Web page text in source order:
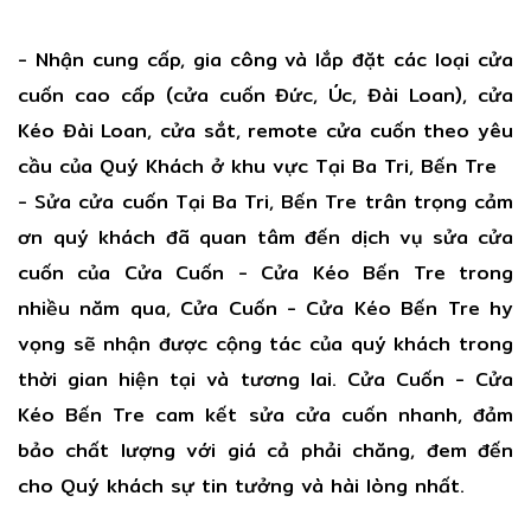
- Nhận cung cấp, gia công và lắp đặt các loại cửa
cuốn cao cấp (cửa cuốn Đức, Úc, Đài Loan), cửa
Kéo Đài Loan, cửa sắt, remote cửa cuốn theo yêu
cầu của Quý Khách ở khu vực Tại Ba Tri, Bến Tre
- Sửa cửa cuốn Tại Ba Tri, Bến Tre trân trọng cảm
ơn quý khách đã quan tâm đến dịch vụ sửa cửa
cuốn của Cửa Cuốn - Cửa Kéo Bến Tre trong
nhiều năm qua, Cửa Cuốn - Cửa Kéo Bến Tre hy
vọng sẽ nhận được cộng tác của quý khách trong
thời gian hiện tại và tương lai. Cửa Cuốn - Cửa
Kéo Bến Tre cam kết sửa cửa cuốn nhanh, đảm
bảo chất lượng với giá cả phải chăng, đem đến
cho Quý khách sự tin tưởng và hài lòng nhất.